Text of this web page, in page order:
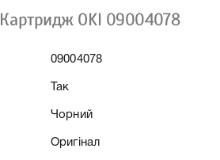
Картридж OKI 09004078
09004078
Так
Чорний
Оригінал